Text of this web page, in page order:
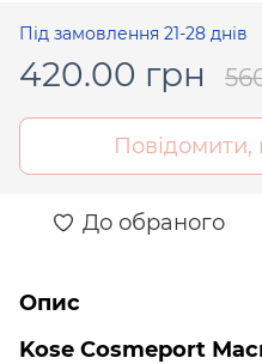
Під замовлення 21-28 днів
420.00 грн
Повідомити,
До обраного
Опис
Kose Cosmeport